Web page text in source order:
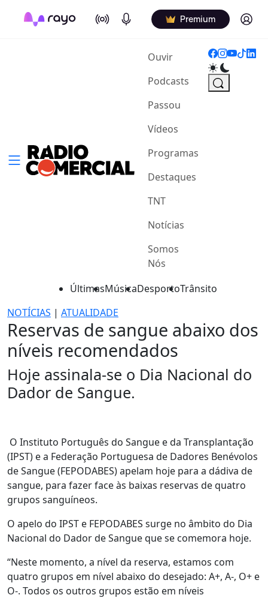
On Air Podcasts Premium Log in
Ouvir(current)
Podcasts
Passou
Vídeos
Programas
Destaques
TNT
Notícias
Somos
Nós
ÚltimasMúsicaDesportoTrânsito
NOTÍCIAS | ATUALIDADE
Reservas de sangue abaixo dos
níveis recomendados
Hoje assinala-se o Dia Nacional do
Dador de Sangue.
O Instituto Português do Sangue e da Transplantação
(IPST) e a Federação Portuguesa de Dadores Benévolos
de Sangue (FEPODABES) apelam hoje para a dádiva de
sangue, para fazer face às baixas reservas de quatro
grupos sanguíneos.
O apelo do IPST e FEPODABES surge no âmbito do Dia
Nacional do Dador de Sangue que se comemora hoje.
“Neste momento, a nível da reserva, estamos com
quatro grupos em nível abaixo do desejado: A+, A-, O+ e
O-. Todos os outros grupos estão em níveis